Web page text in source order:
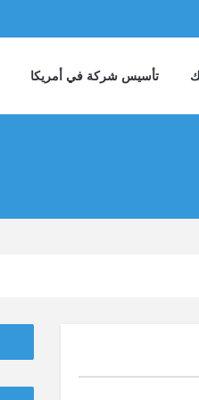
تأسيس شركة في أمريكا